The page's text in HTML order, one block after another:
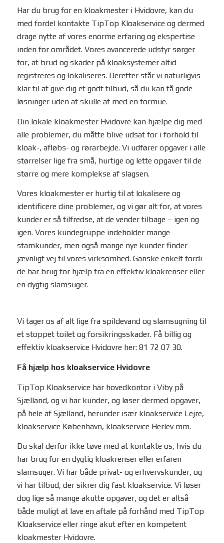
Har du brug for en kloakmester i Hvidovre, kan du
med fordel kontakte TipTop Kloakservice og dermed
drage nytte af vores enorme erfaring og ekspertise
inden for området. Vores avancerede udstyr sørger
for, at brud og skader på kloaksystemer altid
registreres og lokaliseres. Derefter står vi naturligvis
klar til at give dig et godt tilbud, så du kan få gode
løsninger uden at skulle af med en formue.
Din lokale kloakmester Hvidovre kan hjælpe dig med
alle problemer, du måtte blive udsat for i forhold til
kloak-, afløbs- og rørarbejde. Vi udfører opgaver i alle
størrelser lige fra små, hurtige og lette opgaver til de
større og mere komplekse af slagsen.
Vores kloakmester er hurtig til at lokalisere og
identificere dine problemer, og vi gør alt for, at vores
kunder er så tilfredse, at de vender tilbage – igen og
igen. Vores kundegruppe indeholder mange
stamkunder, men også mange nye kunder finder
jævnligt vej til vores virksomhed. Ganske enkelt fordi
de har brug for hjælp fra en effektiv kloakrenser eller
en dygtig slamsuger.
Vi tager os af alt lige fra spildevand og slamsugning til
et stoppet toilet og forsikringsskader. Få billig og
effektiv kloakservice Hvidovre her: 81 72 07 30.
Få hjælp hos kloakservice Hvidovre
TipTop Kloakservice har hovedkontor i Viby på
Sjælland, og vi har kunder, og løser dermed opgaver,
på hele af Sjælland, herunder især kloakservice Lejre,
kloakservice København, kloakservice Herlev mm.
Du skal derfor ikke tøve med at kontakte os, hvis du
har brug for en dygtig kloakrenser eller erfaren
slamsuger. Vi har både privat- og erhvervskunder, og
vi har tilbud, der sikrer dig fast kloakservice. Vi løser
dog lige så mange akutte opgaver, og det er altså
både muligt at lave en aftale på forhånd med TipTop
Kloakservice eller ringe akut efter en kompetent
kloakmester Hvidovre.